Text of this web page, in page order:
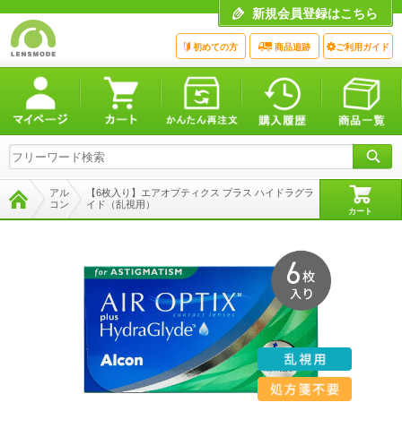
新規会員登録はこちら
初めての方 商品追跡 ご利用ガイド
アル
コン
【6枚入り】エアオプティクス プラス ハイドラグラ
イド（乱視用）
カート